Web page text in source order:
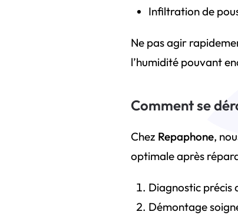
Infiltration de
Ne pas agir
l’humidité pouvant
Comment se
Chez Repaphone,
optimale après
Diagnostic précis
Démontage